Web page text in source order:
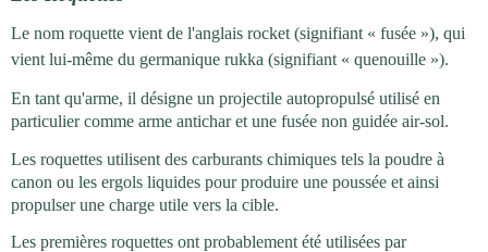
Le nom roquette vient de l'anglais rocket (signifiant « fusée »), qui
vient lui-même du germanique rukka (signifiant « quenouille »).
En tant qu'arme, il désigne un projectile autopropulsé utilisé en
particulier comme arme antichar et une fusée non guidée air-sol.
Les roquettes utilisent des carburants chimiques tels la poudre à
canon ou les ergols liquides pour produire une poussée et ainsi
propulser une charge utile vers la cible.
Les premières roquettes ont probablement été utilisées par